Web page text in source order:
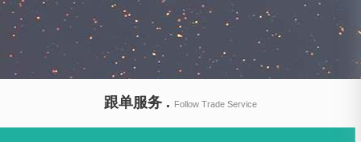
跟单服务 . Follow Trade Service